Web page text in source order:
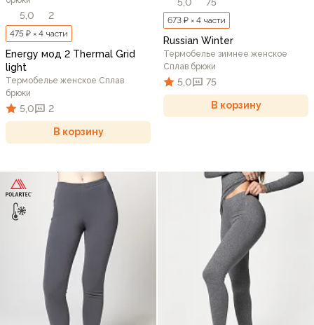
5,0 2
475 ₽ × 4 части
Energy мод 2 Thermal Grid
light
Термобелье женское Сплав
брюки
5,0 2
В корзину
673 ₽ × 4 части
Russian Winter
Термобелье зимнее женское
Сплав брюки
5,0 75
В корзину